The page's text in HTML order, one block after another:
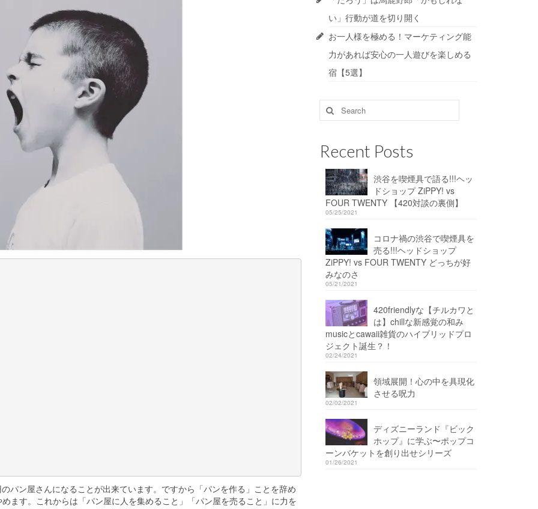
パン屋さんになることが出来ています。ですから「パンを作る」ことを辞め
ます。これからは「パン屋に人を集めること」「パン屋を売ること」に力を
い」行動が道を切り開く
お一人様を極める！マーケティング能
力があれば安心の一人遊びを楽しめる
宿【5選】
Search
for:
Recent Posts
渋谷を喫煙具で語る!!!ヘッ
ドショップ ZiPPY! vs
FOUR TWENTY 【420対談の裏側】
05/25/2021
コロナ禍の渋谷で喫煙具を
売る!!!ヘッドショップ
ZiPPY! vs FOUR TWENTY どっちが好
みなのさ
05/21/2021
420friendlyな【チルカワと
は】chillな新感覚の和み
musicとcawaii雑貨のハイブリッドプロ
ジェクト誕生？！
02/24/2021
領域展開！心の中を具現化
させる呪力
02/02/2021
ディズニーランド『ビック
ホップ』に学ぶ〜ポップコ
ーンバケットを創り出せシリーズ
01/26/2021